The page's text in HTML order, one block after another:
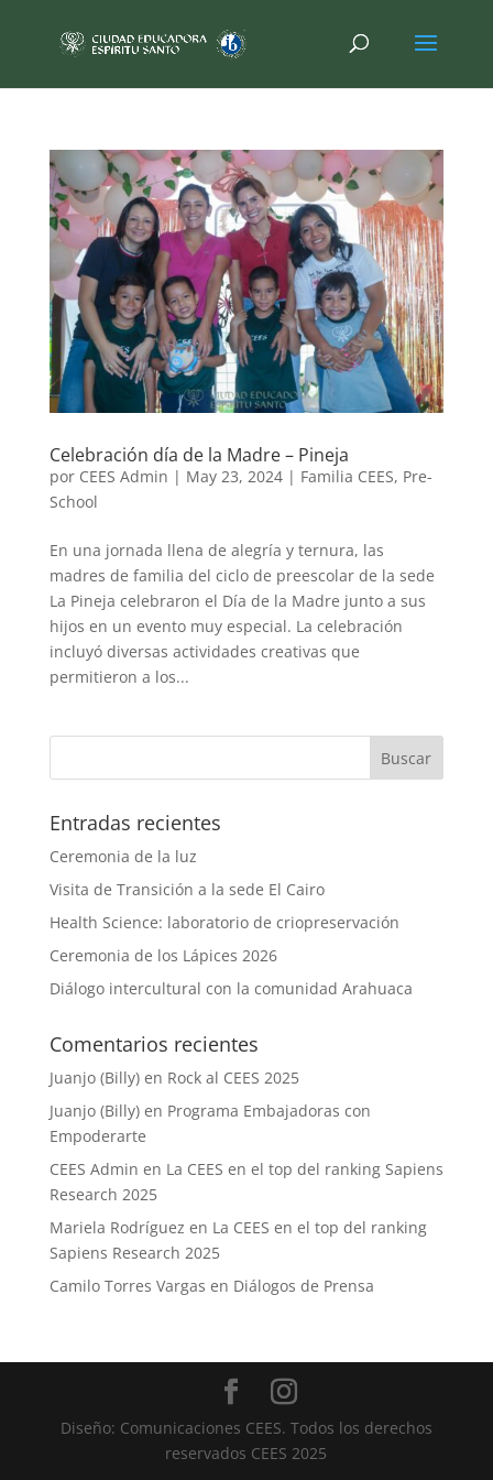
Celebración día de la Madre – Pineja
por CEES Admin | May 23, 2024| Familia CEES, Pre-
School
En una jornada llena de alegría y ternura, las
madres de familia del ciclo de preescolar de la sede
La Pineja celebraron el Día de la Madre junto a sus
hijos en un evento muy especial. La celebración
incluyó diversas actividades creativas que
permitieron a los...
Entradas recientes
Ceremonia de la luz
Visita de Transición a la sede El Cairo
Health Science: laboratorio de criopreservación
Ceremonia de los Lápices 2026
Diálogo intercultural con la comunidad Arahuaca
Comentarios recientes
Juanjo (Billy)en Rock al CEES 2025
Juanjo (Billy)en Programa Embajadoras con
Empoderarte
CEES Admin en La CEES en el top del ranking Sapiens
Research 2025
Mariela Rodríguez en La CEES en el top del ranking
Sapiens Research 2025
Camilo Torres Vargas en Diálogos de Prensa
Diseño: Comunicaciones CEES. Todos los derechos
reservados CEES 2025